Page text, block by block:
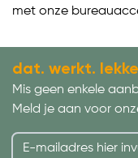
met onze
dat. werkt.
Mis geen enkele
Meld je aan voor